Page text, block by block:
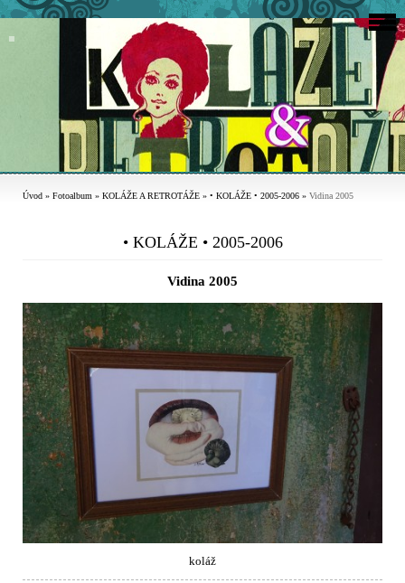
Úvod » Fotoalbum » KOLÁŽE A RETROTÁŽE » • KOLÁŽE • 2005-2006 » Vidina 2005
• KOLÁŽE • 2005-2006
Vidina 2005
koláž